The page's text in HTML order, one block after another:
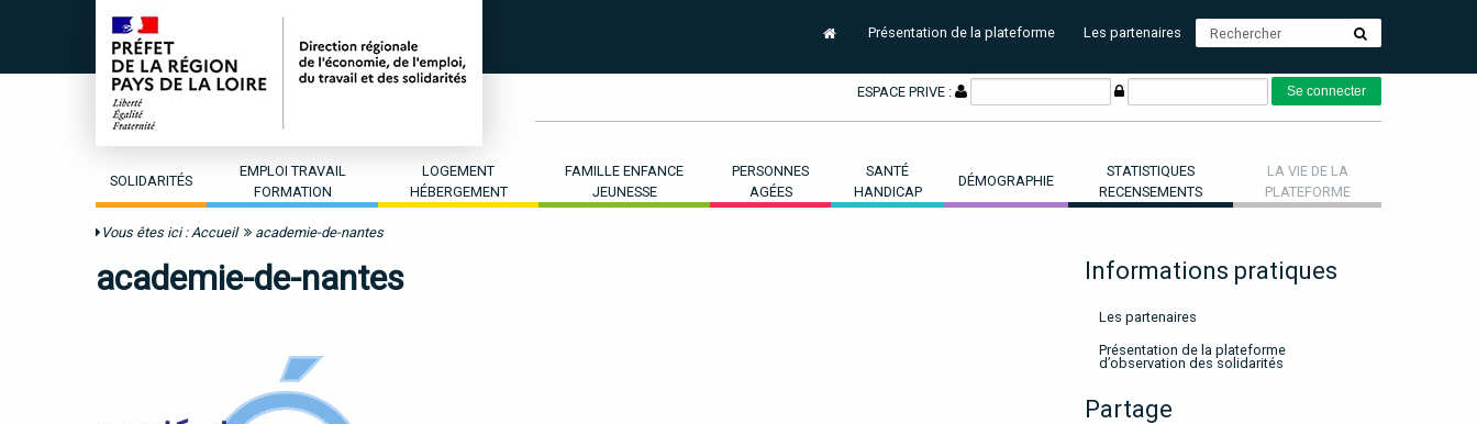
Présentation de la plateforme Les partenaires
ESPACE PRIVE :
SOLIDARITÉS
EMPLOI TRAVAIL
FORMATION
LOGEMENT
HÉBERGEMENT
FAMILLE ENFANCE
JEUNESSE
PERSONNES
AGÉES
SANTÉ
HANDICAP
DÉMOGRAPHIE
STATISTIQUES
RECENSEMENTS
LA VIE DE LA
PLATEFORME
Vous êtes ici : Accueil academie-de-nantes
academie-de-nantes Informations pratiques
Les partenaires
Présentation de la plateforme
d’observation des solidarités
Partage